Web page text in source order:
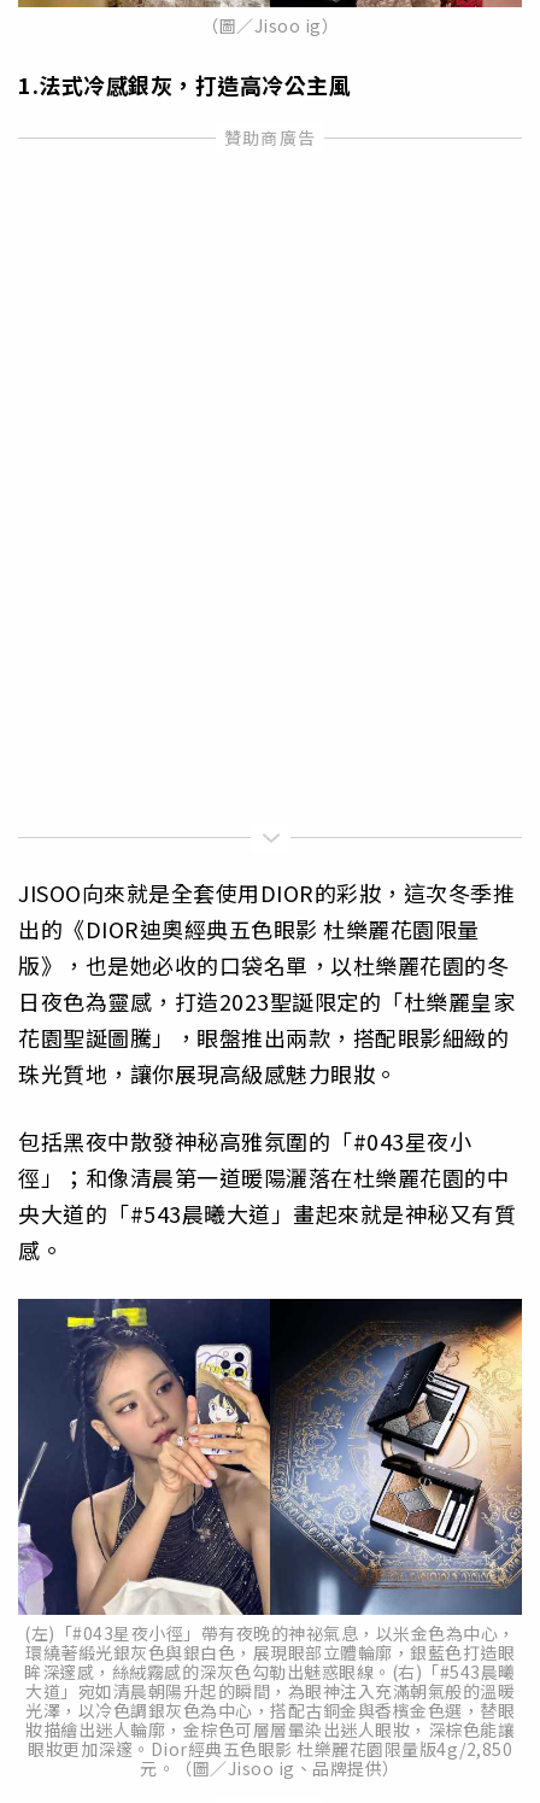
（圖／Jisoo ig）
1.法式冷感銀灰，打造高冷公主風
JISOO向來就是全套使用DIOR的彩妝，這次冬季推
出的《DIOR迪奧經典五色眼影 杜樂麗花園限量
版》，也是她必收的口袋名單，以杜樂麗花園的冬
日夜色為靈感，打造2023聖誕限定的「杜樂麗皇家
花園聖誕圖騰」，眼盤推出兩款，搭配眼影細緻的
珠光質地，讓你展現高級感魅力眼妝。
包括黑夜中散發神秘高雅氛圍的「#043星夜小
徑」；和像清晨第一道暖陽灑落在杜樂麗花園的中
央大道的「#543晨曦大道」畫起來就是神秘又有質
感。
(左)「#043星夜小徑」帶有夜晚的神祕氣息，以米金色為中心，
環繞著緞光銀灰色與銀白色，展現眼部立體輪廓，銀藍色打造眼
眸深邃感，絲絨霧感的深灰色勾勒出魅惑眼線。(右)「#543晨曦
大道」宛如清晨朝陽升起的瞬間，為眼神注入充滿朝氣般的溫暖
光澤，以冷色調銀灰色為中心，搭配古銅金與香檳金色選，替眼
妝描繪出迷人輪廓，金棕色可層層暈染出迷人眼妝，深棕色能讓
眼妝更加深邃。Dior經典五色眼影 杜樂麗花園限量版4g/2,850
元。（圖／Jisoo ig、品牌提供）